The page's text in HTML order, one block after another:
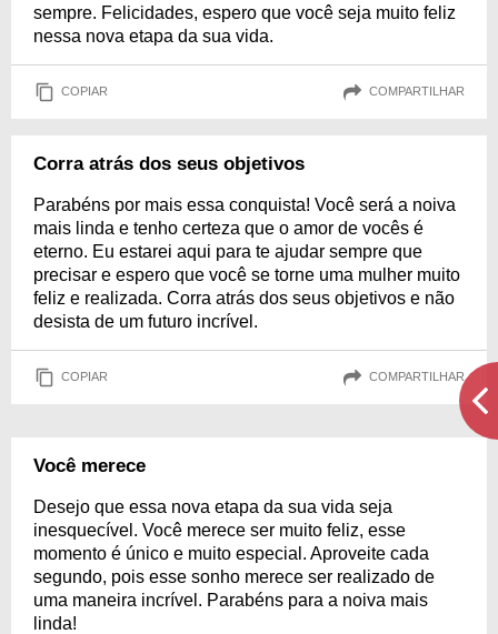
sempre. Felicidades, espero que você seja muito feliz
nessa nova etapa da sua vida.
COPIAR COMPARTILHAR
Corra atrás dos seus objetivos
Parabéns por mais essa conquista! Você será a noiva
mais linda e tenho certeza que o amor de vocês é
eterno. Eu estarei aqui para te ajudar sempre que
precisar e espero que você se torne uma mulher muito
feliz e realizada. Corra atrás dos seus objetivos e não
desista de um futuro incrível.
COPIAR COMPARTILHAR
Você merece
Desejo que essa nova etapa da sua vida seja
inesquecível. Você merece ser muito feliz, esse
momento é único e muito especial. Aproveite cada
segundo, pois esse sonho merece ser realizado de
uma maneira incrível. Parabéns para a noiva mais
linda!